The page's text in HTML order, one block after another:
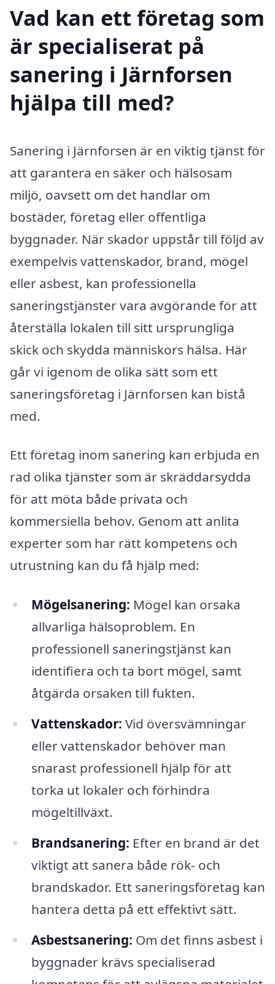
Vad kan ett företag som
är specialiserat på
sanering i Järnforsen
hjälpa till med?
Sanering i Järnforsen är en viktig tjänst för
att garantera en säker och hälsosam
miljö, oavsett om det handlar om
bostäder, företag eller offentliga
byggnader. När skador uppstår till följd av
exempelvis vattenskador, brand, mögel
eller asbest, kan professionella
saneringstjänster vara avgörande för att
återställa lokalen till sitt ursprungliga
skick och skydda människors hälsa. Här
går vi igenom de olika sätt som ett
saneringsföretag i Järnforsen kan bistå
med.
Ett företag inom sanering kan erbjuda en
rad olika tjänster som är skräddarsydda
för att möta både privata och
kommersiella behov. Genom att anlita
experter som har rätt kompetens och
utrustning kan du få hjälp med:
Mögelsanering: Mögel kan orsaka
allvarliga hälsoproblem. En
professionell saneringstjänst kan
identifiera och ta bort mögel, samt
åtgärda orsaken till fukten.
Vattenskador: Vid översvämningar
eller vattenskador behöver man
snarast professionell hjälp för att
torka ut lokaler och förhindra
mögeltillväxt.
Brandsanering: Efter en brand är det
viktigt att sanera både rök- och
brandskador. Ett saneringsföretag kan
hantera detta på ett effektivt sätt.
Asbestsanering: Om det finns asbest i
byggnader krävs specialiserad